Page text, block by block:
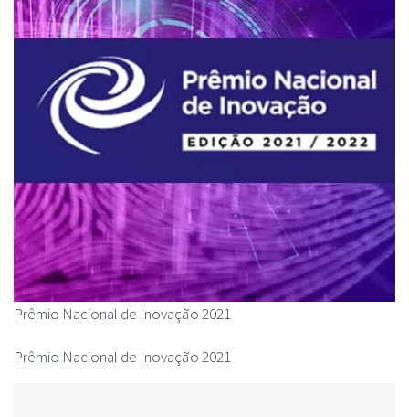
Prêmio Nacional de Inovação 2021
Prêmio Nacional de Inovação 2021